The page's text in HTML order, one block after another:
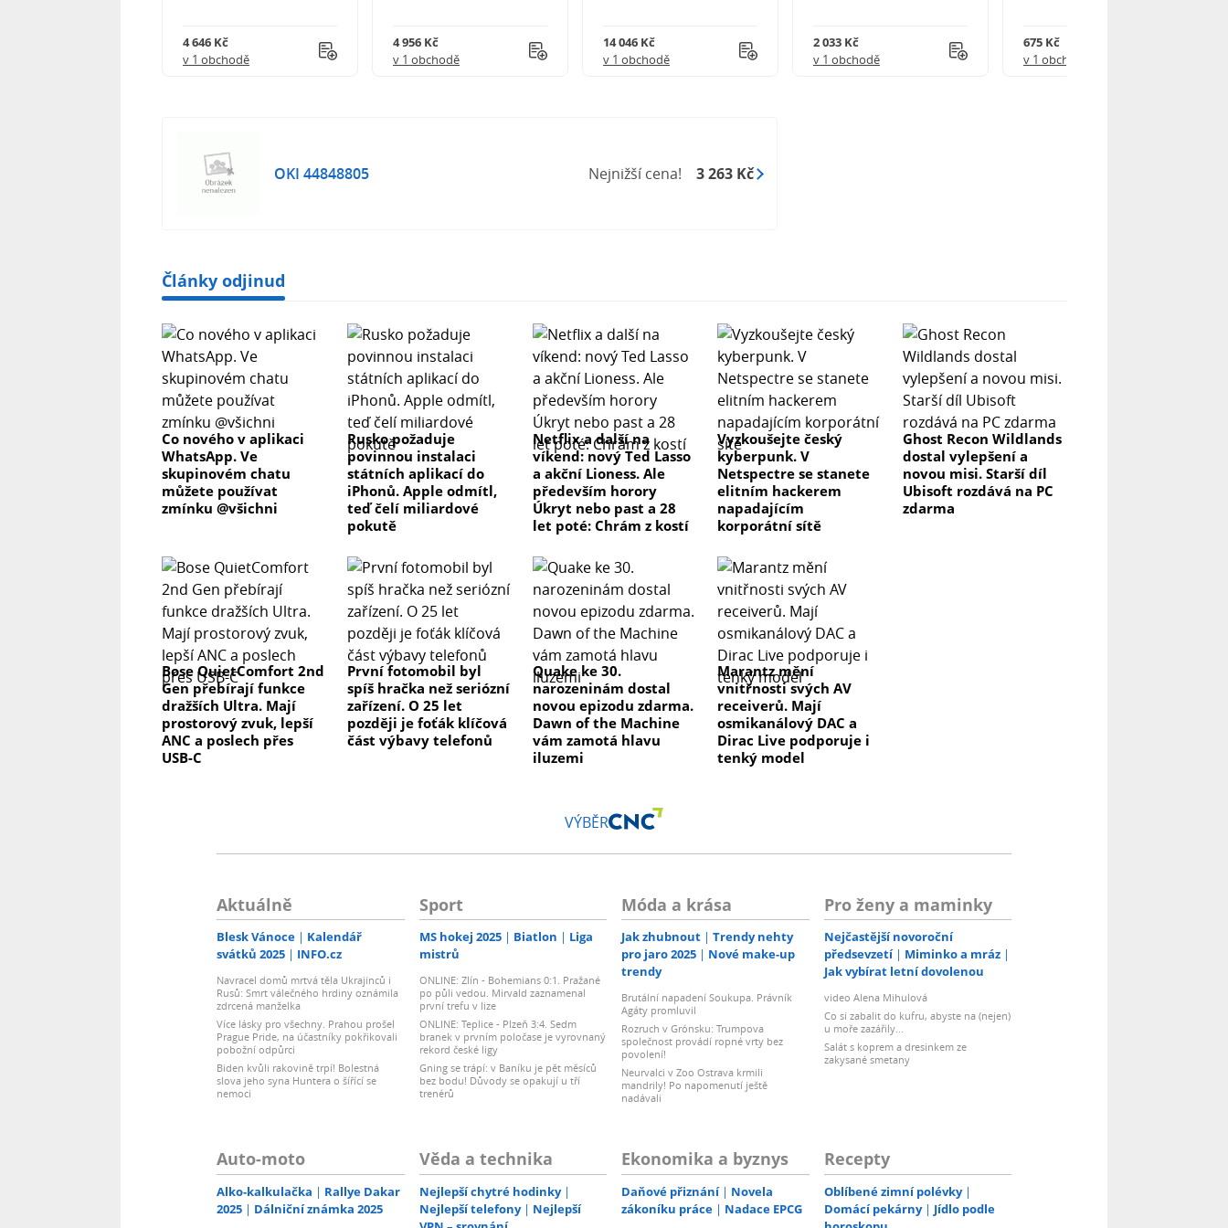
4 646 Kč
v 1 obchodě
4 956 Kč
v 1 obchodě
14 046 Kč
v 1 obchodě
2 033 Kč
v 1 obchodě
675 Kč
v 1 obchodě
OKI 44848805 Nejnižší cena! 3 263 Kč
Články odjinud
Co nového v aplikaci
WhatsApp. Ve
skupinovém chatu
můžete používat
zmínku @všichni
Rusko požaduje
povinnou instalaci
státních aplikací do
iPhonů. Apple odmítl,
teď čelí miliardové
pokutě
Netflix a další na
víkend: nový Ted Lasso
a akční Lioness. Ale
především horory
Úkryt nebo past a 28
let poté: Chrám z kostí
Vyzkoušejte český
kyberpunk. V
Netspectre se stanete
elitním hackerem
napadajícím
korporátní sítě
Ghost Recon Wildlands
dostal vylepšení a
novou misi. Starší díl
Ubisoft rozdává na PC
zdarma
Bose QuietComfort 2nd
Gen přebírají funkce
dražších Ultra. Mají
prostorový zvuk, lepší
ANC a poslech přes
USB-C
První fotomobil byl
spíš hračka než seriózní
zařízení. O 25 let
později je foťák klíčová
část výbavy telefonů
Quake ke 30.
narozeninám dostal
novou epizodu zdarma.
Dawn of the Machine
vám zamotá hlavu
iluzemi
Marantz mění
vnitřnosti svých AV
receiverů. Mají
osmikanálový DAC a
Dirac Live podporuje i
tenký model
VÝBĚR
Aktuálně
Blesk Vánoce
Kalendář
svátků 2025
INFO.cz
Navracel domů mrtvá těla Ukrajinců i
Rusů: Smrt válečného hrdiny oznámila
zdrcená manželka
Více lásky pro všechny. Prahou prošel
Prague Pride, na účastníky pokřikovali
pobožní odpůrci
Biden kvůli rakovině trpí! Bolestná
slova jeho syna Huntera o šířící se
nemoci
Sport
MS hokej 2025 Biatlon
Liga
mistrů
ONLINE: Zlín - Bohemians 0:1. Pražané
po půli vedou. Mirvald zaznamenal
první trefu v lize
ONLINE: Teplice - Plzeň 3:4. Sedm
branek v prvním poločase je vyrovnaný
rekord české ligy
Gning se trápí: v Baníku je pět měsíců
bez bodu! Důvody se opakují u tří
trenérů
Móda a krása
Jak zhubnout
Trendy nehty
pro jaro 2025
Nové make-up
trendy
Brutální napadení Soukupa. Právník
Agáty promluvil
Rozruch v Grónsku: Trumpova
společnost provádí ropné vrty bez
povolení!
Neurvalci v Zoo Ostrava krmili
mandrily! Po napomenutí ještě
nadávali
Pro ženy a maminky
Nejčastější novoroční
předsevzetí
Miminko a mráz
Jak vybírat letní dovolenou
video Alena Mihulová
Co si zabalit do kufru, abyste na (nejen)
u moře zazářily...
Salát s koprem a dresinkem ze
zakysané smetany
Auto-moto
Alko-kalkulačka
Rallye Dakar
2025
Dálniční známka 2025
Věda a technika
Nejlepší chytré hodinky
Nejlepší telefony
Nejlepší
Ekonomika a byznys
Daňové přiznání
Novela
zákoníku práce
Nadace EPCG
Recepty
Oblíbené zimní polévky
Domácí pekárny
Jídlo podle